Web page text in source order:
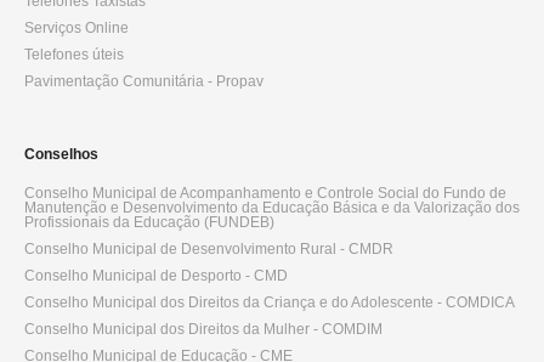
Serviços Online
Telefones úteis
Pavimentação Comunitária - Propav
Conselhos
Conselho Municipal de Acompanhamento e Controle Social do Fundo de
Manutenção e Desenvolvimento da Educação Básica e da Valorização dos
Profissionais da Educação (FUNDEB)
Conselho Municipal de Desenvolvimento Rural - CMDR
Conselho Municipal de Desporto - CMD
Conselho Municipal dos Direitos da Criança e do Adolescente - COMDICA
Conselho Municipal dos Direitos da Mulher - COMDIM
Conselho Municipal de Educação - CME